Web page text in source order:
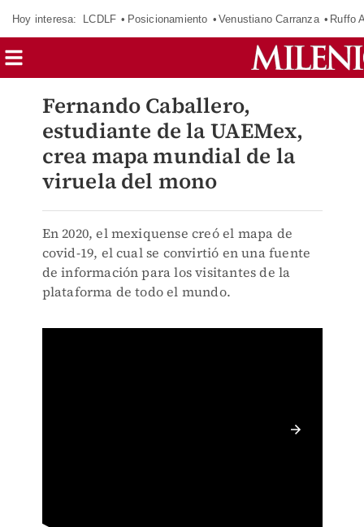
Hoy interesa: LCDLF Posicionamiento Venustiano Carranza Ruffo
Fernando Caballero,
estudiante de la UAEMex,
crea mapa mundial de la
viruela del mono
En 2020, el mexiquense creó el mapa de
covid-19, el cual se convirtió en una fuente
de información para los visitantes de la
plataforma de todo el mundo.